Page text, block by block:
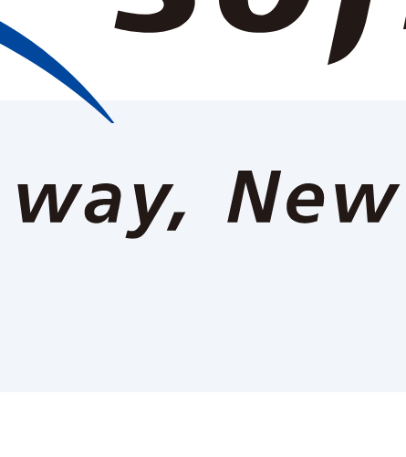
ニュースルーム サステナビリティ